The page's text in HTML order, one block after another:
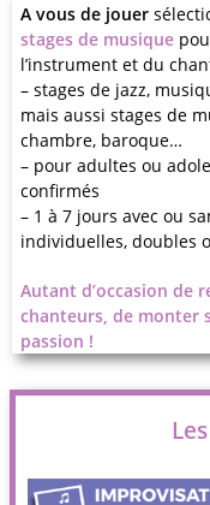
A vous de jouer
stages de musique
l’instrument et du
– stages de jazz,
mais aussi stages de
chambre, baroque…
– pour adultes ou
confirmés
– 1 à 7 jours avec ou
individuelles, doubles
Autant d’occasion de
chanteurs, de monter
passion !